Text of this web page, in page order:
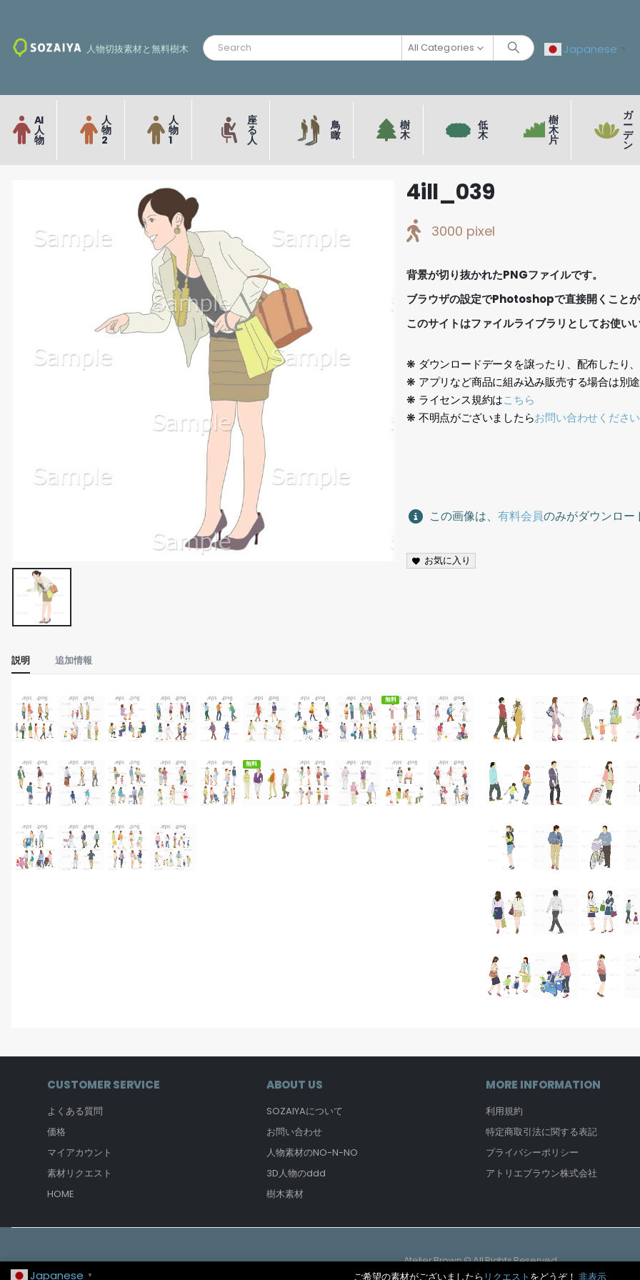
ご希望の素材がございましたら リクエスト をどうぞ！ 非表示
人物切抜素材と無料樹木 All Categories Japanese ▼
AI
人
物
人
物
2
人
物
1
座
る
人
鳥
瞰
樹
木
低
木
樹
木
片
ガ
ー
デ
ン
4ill_039
3000 pixel
背景が切り抜かれたPNGファイルです。
ブラウザの設定でPhotoshopで直接開くこと
このサイトはファイルライブラリとしてお使い
❋ ダウンロードデータを譲ったり、配布したり
❋ アプリなど商品に組み込み販売する場合は別
❋ ライセンス規約はこちら
❋ 不明点がございましたらお問い合わせください
この画像は、有料会員のみがダウンロー
お気に入り
説明 追加情報
無料
無料
無料ダウンロード
CUSTOMER SERVICE
よくある質問
価格
マイアカウント
素材リクエスト
HOME
ABOUT US
SOZAIYAについて
お問い合わせ
人物素材のNO-N-NO
3D人物のddd
樹木素材
MORE INFORMATION
利用規約
特定商取引法に関する表記
プライバシーポリシー
アトリエブラウン株式会社
Atelier Brown © All Rights Reserved
Japanese ▼